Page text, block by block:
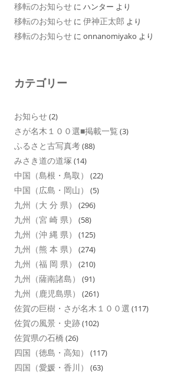
移転のお知らせ に ハンター より
移転のお知らせ に 伊神正太郎 より
移転のお知らせ に onnanomiyako より
カテゴリー
お知らせ(2)
さが名木１００選■掲載一覧 (3)
ふるさと古写真考(88)
みさき道の道塚 (14)
中国（島根・鳥取） (22)
中国（広島・岡山） (5)
九州（大 分 県） (296)
九州（宮 崎 県） (58)
九州（沖 縄 県） (125)
九州（熊 本 県） (274)
九州（福 岡 県） (210)
九州（薩南諸島） (91)
九州（鹿児島県） (261)
佐賀の巨樹・さが名木１００選 (117)
佐賀の風景・史跡(102)
佐賀県の石橋 (26)
四国（徳島・高知） (117)
四国（愛媛・香川） (63)